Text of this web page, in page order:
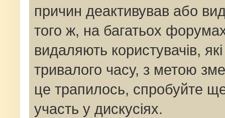
причин деактивував або
того ж, на багатьох
видаляють користувачів,
тривалого часу, з метою
це трапилось, спробуйте
участь у дискусіях.